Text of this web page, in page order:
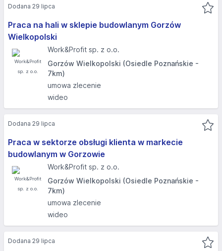
Praca na hali w sklepie budowlanym Gorzów
Wielkopolski
Work&Profit sp. z o.o.
Gorzów Wielkopolski (Osiedle Poznańskie -
7km)
umowa zlecenie
wideo
Dodana 29 lipca
Praca w sektorze obsługi klienta w markecie
budowlanym w Gorzowie
Work&Profit sp. z o.o.
Gorzów Wielkopolski (Osiedle Poznańskie -
7km)
umowa zlecenie
wideo
Dodana 29 lipca
Dodana 29 lipca